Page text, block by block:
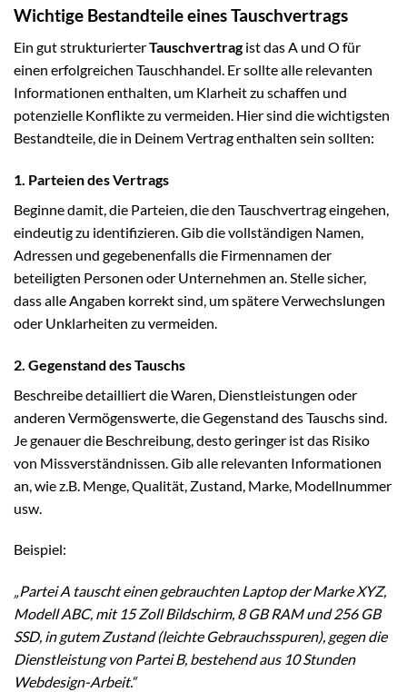
Wichtige Bestandteile eines Tauschvertrags
Ein gut strukturierterTauschvertragist das A und O für
einen erfolgreichen Tauschhandel. Er sollte alle relevanten
Informationen enthalten, um Klarheit zu schaffen und
potenzielle Konflikte zu vermeiden. Hier sind die wichtigsten
Bestandteile, die in Deinem Vertrag enthalten sein sollten:
1. Parteien des Vertrags
Beginne damit, die Parteien, die den Tauschvertrag eingehen,
eindeutig zu identifizieren. Gib die vollständigen Namen,
Adressen und gegebenenfalls die Firmennamen der
beteiligten Personen oder Unternehmen an. Stelle sicher,
dass alle Angaben korrekt sind, um spätere Verwechslungen
oder Unklarheiten zu vermeiden.
2. Gegenstand des Tauschs
Beschreibe detailliert die Waren, Dienstleistungen oder
anderen Vermögenswerte, die Gegenstand des Tauschs sind.
Je genauer die Beschreibung, desto geringer ist das Risiko
von Missverständnissen. Gib alle relevanten Informationen
an, wie z.B. Menge, Qualität, Zustand, Marke, Modellnummer
usw.
Beispiel:
„Partei A tauscht einen gebrauchten Laptop der Marke XYZ,
Modell ABC, mit 15 Zoll Bildschirm, 8 GB RAM und 256 GB
SSD, in gutem Zustand (leichte Gebrauchsspuren), gegen die
Dienstleistung von Partei B, bestehend aus 10 Stunden
Webdesign-Arbeit.“